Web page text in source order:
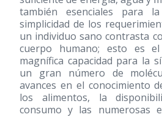
también esenciales para
simplicidad de los
un individuo sano contrasta
cuerpo humano; esto es
magnífica capacidad para la
un gran número de
avances en el conocimiento
los alimentos, la
consumo y las numerosas